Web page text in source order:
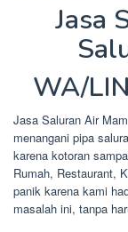
Jasa
WA/
Jasa Saluran Air
menangani pipa
karena kotoran
Rumah, Restaurant,
panik karena kami
masalah ini, tanpa